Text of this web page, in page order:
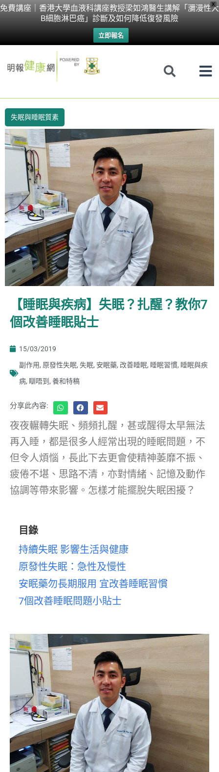
X
免費講座｜香港大學血液科講座教授梁如鴻醫生講解「瀰漫性大
B細胞淋巴癌」診斷及如何降低復發風險
立即報名
Skip
失眠與睡眠質素
【睡眠與疾病】失眠？扎醒？教你7
個改善睡眠貼士
15/03/2019
副作用, 原發性失眠, 失眠, 安眠藥, 改善睡眠, 睡眠習慣, 睡眠與疾
病, 瞓唔到 , 養和特稿
分享此內容:
夜夜輾轉失眠、頻頻扎醒，甚或醒得太早無法
再入睡，都是很多人經常出現的睡眠問題，不
但令人煩惱，長此下去更會使精神萎靡不振、
疲倦不堪、思路不清，亦對情緒、記憶及動作
協調等帶來影響。怎樣才能擺脫失眠困擾？
目錄
持續失眠 影響生活與健康
原發性失眠：急性及慢性
安眠藥勿長期服用 宜改善睡眠習慣
7個改善睡眠問題小貼士